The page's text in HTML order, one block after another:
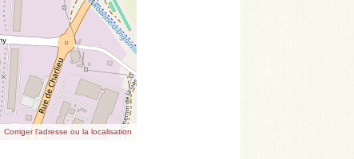
Corriger l’adresse ou la localisation